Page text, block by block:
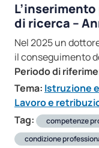
di ricerca –
Nel 2025 un
il conseguimento
Periodo di
Tema: Istruzione
Lavoro e
Tag:
competenze
condizione